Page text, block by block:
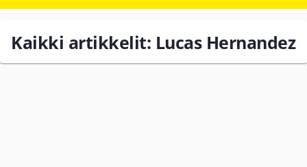
Kaikki artikkelit: Lucas Hernandez